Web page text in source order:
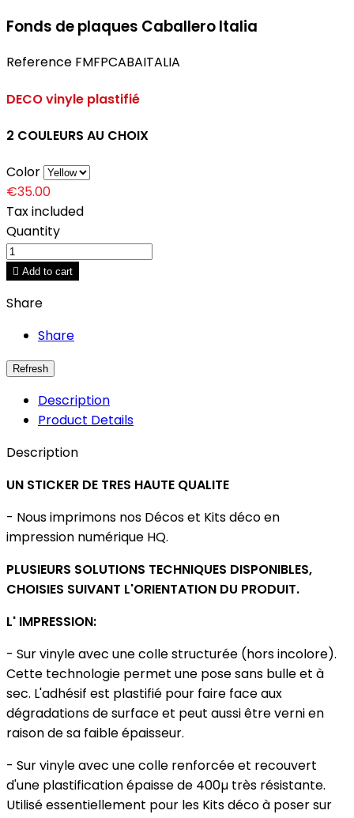
Fonds de plaques Caballero Italia
Reference FMFPCABAITALIA
DECO vinyle plastifié
2 COULEURS AU CHOIX
Color
€35.00
Tax included
Quantity
 Add to cart
Share
Share
Description
Product Details
Description
UN STICKER DE TRES HAUTE QUALITE
- Nous imprimons nos Décos et Kits déco en
impression numérique HQ.
PLUSIEURS SOLUTIONS TECHNIQUES DISPONIBLES,
CHOISIES SUIVANT L'ORIENTATION DU PRODUIT.
L' IMPRESSION:
- Sur vinyle avec une colle structurée (hors incolore).
Cette technologie permet une pose sans bulle et à
sec. L'adhésif est plastifié pour faire face aux
dégradations de surface et peut aussi être verni en
raison de sa faible épaisseur.
- Sur vinyle avec une colle renforcée et recouvert
d'une plastification épaisse de 400µ très résistante.
Utilisé essentiellement pour les Kits déco à poser sur